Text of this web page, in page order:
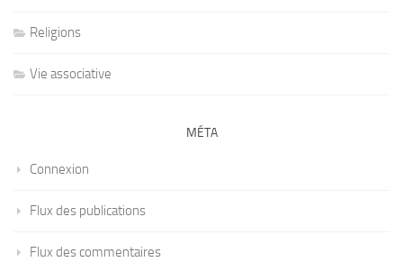
Religions
Vie associative
MÉTA
Connexion
Flux des publications
Flux des commentaires